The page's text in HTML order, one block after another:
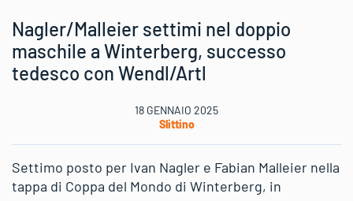
Nagler/Malleier settimi nel doppio
maschile a Winterberg, successo
tedesco con Wendl/Artl
18 GENNAIO 2025
Slittino
Settimo posto per Ivan Nagler e Fabian Malleier nella
tappa di Coppa del Mondo di Winterberg, in